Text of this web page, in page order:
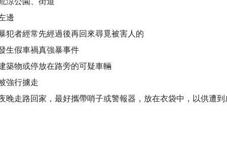
邊
犯者經常先經過後再回來尋覓被害人的
生假車禍真強暴事件
築物或停放在路旁的可疑車輛
強行擄走
晚走路回家，最好攜帶哨子或警報器，放在衣袋中，以供遭